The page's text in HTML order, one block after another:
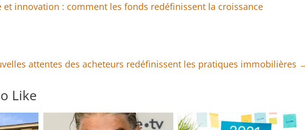
et innovation : comment les fonds redéfinissent la croissance
attentes des acheteurs redéfinissent les pratiques immobilières
Like